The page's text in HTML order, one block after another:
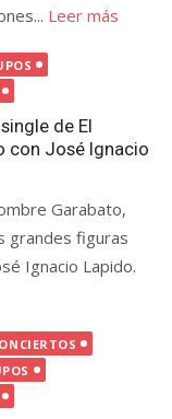
Leer más
de El
con José Ignacio
Garabato,
grandes figuras
Ignacio Lapido.